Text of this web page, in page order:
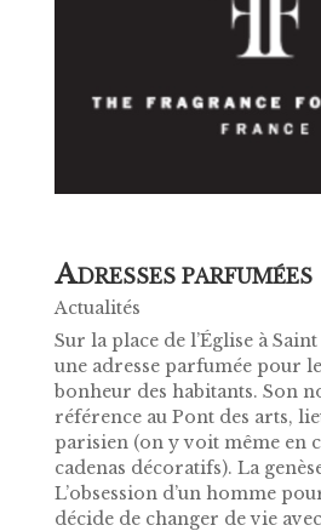
ADRESSES PARFUMÉES
Actualités
Sur la place de l’Église à
une adresse parfumée pour
bonheur des habitants. Son
référence au Pont des arts,
parisien (on y voit même en
cadenas décoratifs). La
L’obsession d’un homme
décide de changer de vie